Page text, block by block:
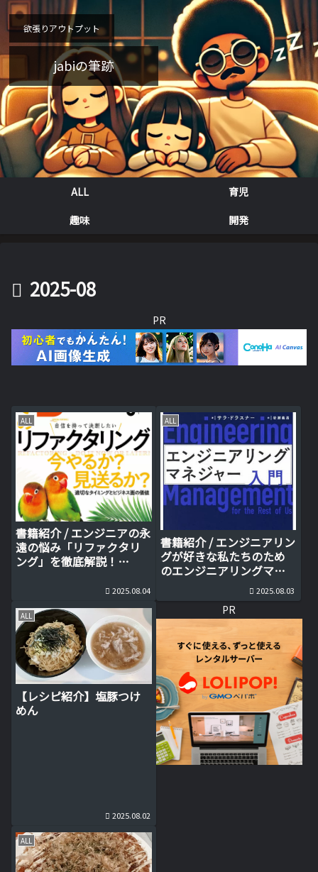
欲張りアウトプット
jabiの筆跡
ALL
育児
趣味
開発
2025-08
PR
ALL
書籍紹介 / エンジニアの永
遠の悩み「リファクタリ
ング」を徹底解説！
2025.08.04
ALL
書籍紹介 / エンジニアリン
グが好きな私たちのため
のエンジニアリングマネ
2025.08.03
ALL
【レシピ紹介】塩豚つけ
めん
2025.08.02
PR
ALL